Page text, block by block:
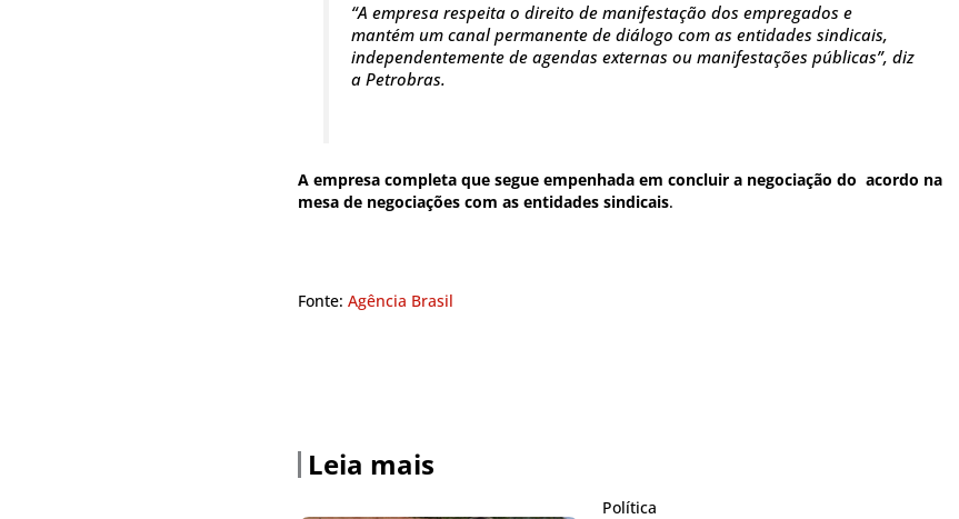
“A empresa respeita o direito de manifestação dos empregados e
mantém um canal permanente de diálogo com as entidades sindicais,
independentemente de agendas externas ou manifestações públicas”, diz
a Petrobras.
A empresa completa que segue empenhada em concluir a negociação do acordo na
mesa de negociações com as entidades sindicais.
Fonte: Agência Brasil
Leia mais
Política